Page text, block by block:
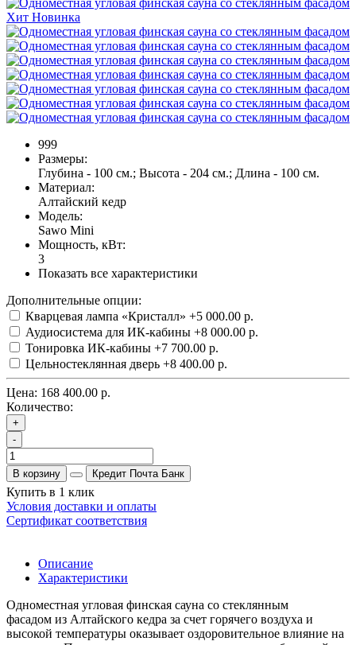
Хит Новинка
999
Размеры:
Глубина - 100 см.; Высота - 204 см.; Длина - 100 см.
Материал:
Алтайский кедр
Модель:
Sawo Mini
Мощность, кВт:
3
Показать все характеристики
Дополнительные опции:
Кварцевая лампа «Кристалл» +5 000.00 р.
Аудиосистема для ИК-кабины +8 000.00 р.
Тонировка ИК-кабины +7 700.00 р.
Цельностеклянная дверь +8 400.00 р.
Цена: 168 400.00 р.
Количество:
+
-
В корзину Кредит Почта Банк
Купить в 1 клик
Условия доставки и оплаты
Сертификат соответствия
Описание
Характеристики
Одноместная угловая финская сауна со стеклянным
фасадом из Алтайского кедра за счет горячего воздуха и
высокой температуры оказывает оздоровительное влияние на